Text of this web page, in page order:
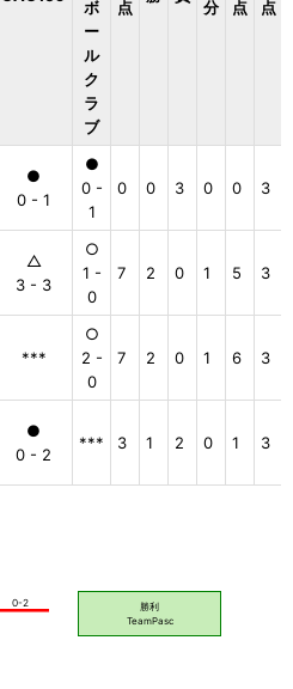
ボ
ー
ル
ク
ラ
ブ
点
分
点
点
●
0 - 1
●
0 -
1
0 0 3 0 0 3
△
3 - 3
○
1 -
0
7 2 0 1 5 3
***
○
2 -
0
7 2 0 1 6 3
●
0 - 2
*** 3 1 2 0 1 3